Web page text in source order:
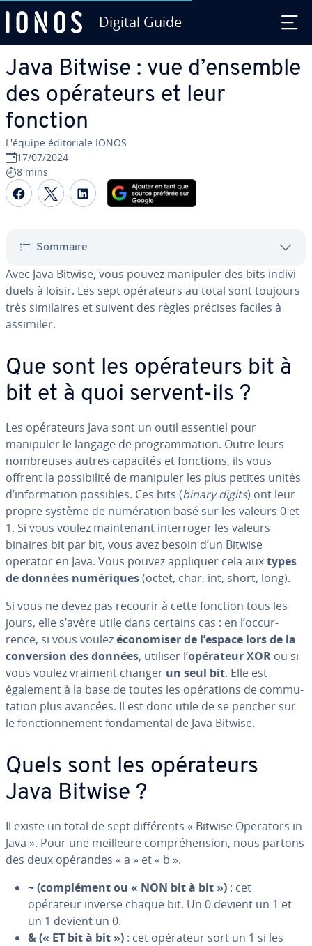
Digital Guide
Java Bitwise : vue d’ensemble
des opé­ra­teurs et leur
fonction
L'équipe édi­to­riale IONOS
17/07/2024
8 mins
Partager sur Facebook
Partager sur Twitter
Partager sur LinkedIn
Sommaire
Avec Java Bitwise, vous pouvez manipuler des bits in­di­vi­
duels à loisir. Les sept opé­ra­teurs au total sont toujours
très si­mi­laires et suivent des règles précises faciles à
assimiler.
Que sont les opé­ra­teurs bit à
bit et à quoi servent-ils ?
Les opé­ra­teurs Java sont un outil essentiel pour
manipuler le langage de pro­gram­ma­tion. Outre leurs
nom­breuses autres capacités et fonctions, ils vous
offrent la pos­si­bi­lité de manipuler les plus petites unités
d’in­for­ma­tion possibles. Ces bits (binary digits) ont leur
propre système de nu­mé­ra­tion basé sur les valeurs 0 et
1. Si vous voulez main­te­nant in­ter­ro­ger les valeurs
binaires bit par bit, vous avez besoin d’un Bitwise
operator en Java. Vous pouvez appliquer cela auxtypes
de données nu­mé­riques(octet, char, int, short, long).
Si vous ne devez pas recourir à cette fonction tous les
jours, elle s’avère utile dans certains cas : en l’oc­cur­
rence, si vous voulezéco­no­mi­ser de l’espace lors de la
con­ver­sion des données, utiliser l’opérateur XOR ou si
vous voulez vraiment changer un seul bit. Elle est
également à la base de toutes les opé­ra­tions de com­mu­
ta­tion plus avancées. Il est donc utile de se pencher sur
le fonc­tion­ne­ment fon­da­men­tal de Java Bitwise.
Quels sont les opé­ra­teurs
Java Bitwise ?
Il existe un total de sept dif­fé­rents « Bitwise Operators in
Java ». Pour une meilleure com­pré­hen­sion, nous partons
des deux opérandes « a » et « b ».
~ (com­plé­ment ou « NON bit à bit ») : cet
opérateur inverse chaque bit. Un 0 devient un 1 et
un 1 devient un 0.
& (« ET bit à bit ») : cet opérateur sort un 1 si les